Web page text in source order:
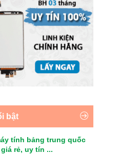
bật
tính bảng trung quốc
rẻ, uy tín ...